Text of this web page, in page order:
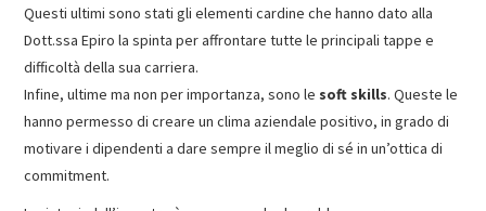
Questi ultimi sono stati gli elementi cardine che hanno dato alla
Dott.ssa Epiro la spinta per affrontare tutte le principali tappe e
difficoltà della sua carriera.
Infine, ultime ma non per importanza, sono le soft skills. Queste le
hanno permesso di creare un clima aziendale positivo, in grado di
motivare i dipendenti a dare sempre il meglio di sé in un’ottica di
commitment.